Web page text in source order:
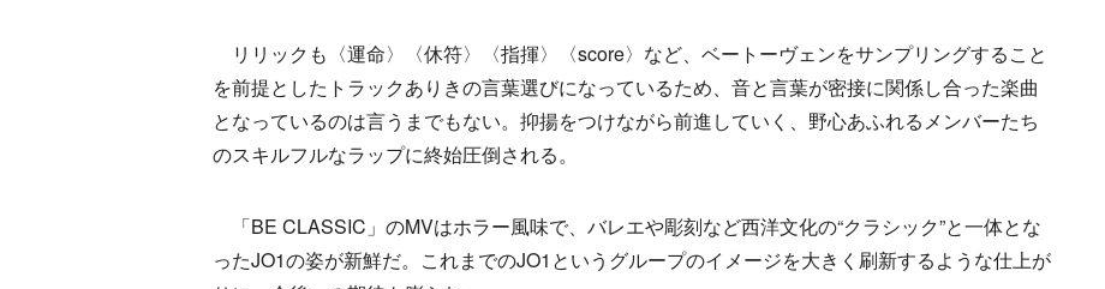
リリックも〈運命〉〈休符〉〈指揮〉〈score〉など、ベートーヴェンをサンプリングすること
を前提としたトラックありきの言葉選びになっているため、音と言葉が密接に関係し合った楽曲
となっているのは言うまでもない。抑揚をつけながら前進していく、野心あふれるメンバーたち
のスキルフルなラップに終始圧倒される。
「BE CLASSIC」のMVはホラー風味で、バレエや彫刻など西洋文化の“クラシック”と一体とな
ったJO1の姿が新鮮だ。これまでのJO1というグループのイメージを大きく刷新するような仕上が